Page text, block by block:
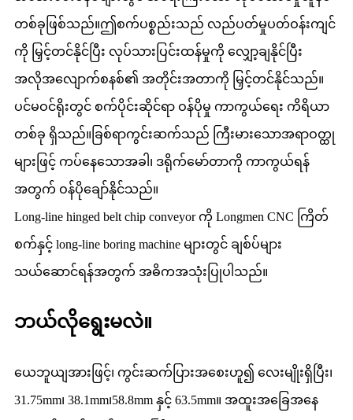
တစ်ခုဖြစ်သည်။ဤစက်ပစ္စည်းသည် လည်ပတ်မှုပတ်ဝန်းကျင်
ကို မြှင့်တင်နိုင်ပြီး လုပ်သားပြင်းထန်မှုကို လျှော့ချနိုင်ပြီး
အလိုအလျောက်စနစ်၏ အတိုင်းအတာကို မြှင့်တင်နိုင်သည်။
ပင်မဝင်ရိုးတွင် စက်ပိုင်းဆိုင်ရာ ဝန်ပိုမှု ကာကွယ်ရေး ကိရိယာ
တစ်ခု ရှိသည်။ခြစ်ရာကွင်းဆက်သည် ကြီးမားသောအရာဝတ္ထု
များဖြင့် ကပ်နေသောအခါ၊ ဒရိုက်မော်တာကို ကာကွယ်ရန်
အတွက် ဝန်ပိုချော်နိုင်သည်။
Long-line hinged belt chip conveyor ကို Longmen CNC ကြိတ်
စက်နှင့် long-line boring machine များတွင် ချစ်ပ်များ
သယ်ဆောင်ရန်အတွက် အဓိကအသုံးပြုပါသည်။
ဘယ်လိုရွေးမလဲ။
ယေဘူယျအားဖြင့်၊ ကွင်းဆက်ပြားအစေးဟူ၍ လေးမျိုးရှိပြီး၊
31.75mm၊ 38.1mm၊58.8mm နှင့် 63.5mm။ အထူးအခြေအနေ